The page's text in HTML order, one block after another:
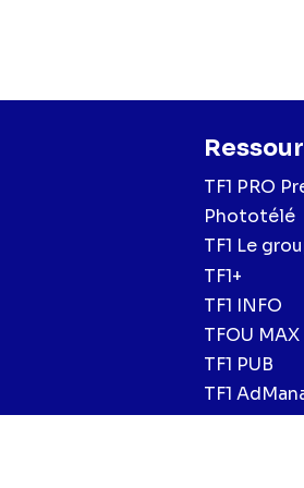
TF1 PRO
Phototélé
TF1 Le
TF1+
TF1 INFO
TFOU MAX
TF1 PUB
TF1